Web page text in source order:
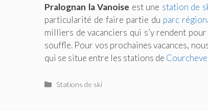
Pralognan la Vanoise est une station de
particularité de faire partie du parc
milliers de vacanciers qui s’y rendent
souffle. Pour vos prochaines vacances,
qui se situe entre les stations de
Catégories
Stations de ski